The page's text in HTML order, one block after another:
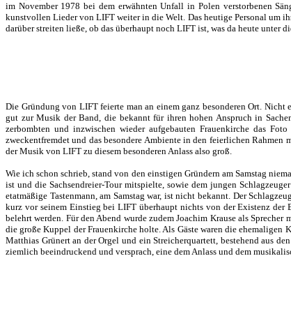
im November 1978 bei dem erwähnten Unfall in Polen verstorbenen
kunstvollen Lieder von LIFT weiter in die Welt. Das heutige Personal um
darüber streiten ließe, ob das überhaupt noch LIFT ist, was da heute unter
Die Gründung von LIFT feierte man an einem ganz besonderen Ort.
gut zur Musik der Band, die bekannt für ihren hohen Anspruch in
zerbombten und inzwischen wieder aufgebauten Frauenkirche das
zweckentfremdet und das besondere Ambiente in den feierlichen Rahmen
der Musik von LIFT zu diesem besonderen Anlass also groß.
Wie ich schon schrieb, stand von den einstigen Gründern am Samstag
ist und die Sachsendreier-Tour mitspielte, sowie dem jungen
etatmäßige Tastenmann, am Samstag war, ist nicht bekannt. Der
kurz vor seinem Einstieg bei LIFT überhaupt nichts von der Existenz der
belehrt werden. Für den Abend wurde zudem Joachim Krause als
die große Kuppel der Frauenkirche holte. Als Gäste waren die
Matthias Grünert an der Orgel und ein Streicherquartett, bestehend aus
ziemlich beeindruckend und versprach, eine dem Anlass und dem